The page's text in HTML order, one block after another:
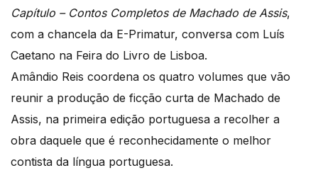
Capítulo – Contos Completos de Machado de Assis,
com a chancela da E-Primatur, conversa com Luís
Caetano na Feira do Livro de Lisboa.
Amândio Reis coordena os quatro volumes que vão
reunir a produção de ficção curta de Machado de
Assis, na primeira edição portuguesa a recolher a
obra daquele que é reconhecidamente o melhor
contista da língua portuguesa.